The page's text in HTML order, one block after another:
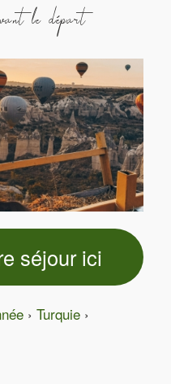
le départ
séjour ici
› Turquie ›